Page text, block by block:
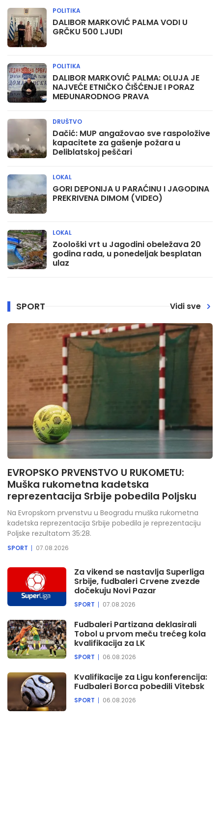
10:50
Igrani film - nastavak filma
11:30
11:50
Igrani film - nastavak filma
12:30
Dokumentarni program
13:00
Ognjište - Kočino Selo
Reč po reč - Dejan Dragićević
15:00
Oglasi 1
Male pitalice - Revija šašavih šešira
15:25
EPP 1
Oglasi 2
Hipokrat - dr Aleksandra Zindović
Marjanović, dermatovenerolog
16:45
Dobar primer - Novak Jovanović
17:05
EPP 2
17:08
Politikon – Andreja Savić, predsednik
Saveza penzionera Srbije
17:45
EPP 3
17:48
Oglasi 3
17:50
18:37
Politikon - U susret letnjoj sezoni u
Jagodini, Akva park
19:23
Dobar primer - Vasilisa Milojković
19:54
19:57
EPP 4
20:00
DALIBOR MARKOVIĆ PALMA VODI U
GRČKU 500 LJUDI
POLITIKA
DALIBOR MARKOVIĆ PALMA: OLUJA JE
NAJVEĆE ETNIČKO ČIŠĆENJE I PORAZ
MEĐUNARODNOG PRAVA
POLITIKA
Dačić: MUP angažovao sve raspoložive
kapacitete za gašenje požara u
Deliblatskoj peščari
DRUŠTVO
GORI DEPONIJA U PARAĆINU I JAGODINA
PREKRIVENA DIMOM (VIDEO)
LOKAL
Zoološki vrt u Jagodini obeležava 20
godina rada, u ponedeljak besplatan
ulaz
LOKAL
SPORT Vidi sve
EVROPSKO PRVENSTVO U RUKOMETU:
Muška rukometna kadetska
reprezentacija Srbije pobedila Poljsku
Na Evropskom prvenstvu u Beogradu muška rukometna
kadetska reprezentacija Srbije pobedila je reprezentaciju
Poljske rezultatom 35:28.
SPORT 07.08.2026
Za vikend se nastavlja Superliga
Srbije, fudbaleri Crvene zvezde
dočekuju Novi Pazar
SPORT 07.08.2026
Fudbaleri Partizana deklasirali
Tobol u prvom meču trećeg kola
kvalifikacija za LK
SPORT 06.08.2026
Kvalifikacije za Ligu konferencija:
Fudbaleri Borca pobedili Vitebsk
SPORT 06.08.2026